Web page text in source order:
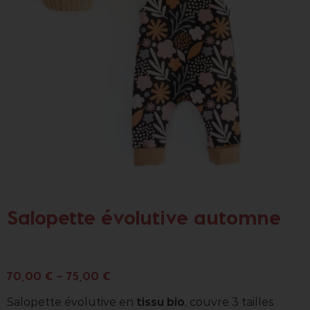
Salopette évolutive automne
70,00 € – 75,00 €
Salopette évolutive en tissu bio, couvre 3 tailles